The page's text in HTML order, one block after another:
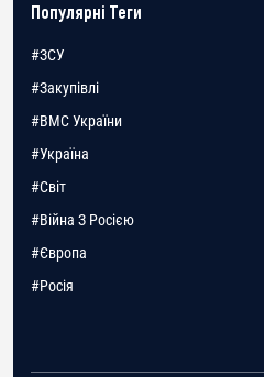
Популярні Теги
#ЗСУ
#Закупівлі
#ВМС України
#Україна
#Світ
#Війна З Росією
#Європа
#Росія